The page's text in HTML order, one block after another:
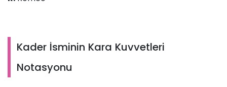
Kader İsminin Kara Kuvvetleri
Notasyonu